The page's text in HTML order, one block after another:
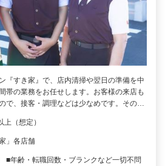
『すき家』で、店内清掃や翌日の準備を中
帯の業務をお任せします。お客様の来店も
で、接客・調理などは少なめです。その…
（想定）
」各店舗
年齢・転職回数・ブランクなど一切不問